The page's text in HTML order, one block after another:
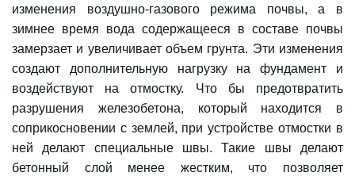
изменения воздушно-газового режима почвы, а в
зимнее время вода содержащееся в составе почвы
замерзает и увеличивает объем грунта. Эти изменения
создают дополнительную нагрузку на фундамент и
воздействуют на отмостку. Что бы предотвратить
разрушения железобетона, который находится в
соприкосновении с землей, при устройстве отмостки в
ней делают специальные швы. Такие швы делают
бетонный слой менее жестким, что позволяет